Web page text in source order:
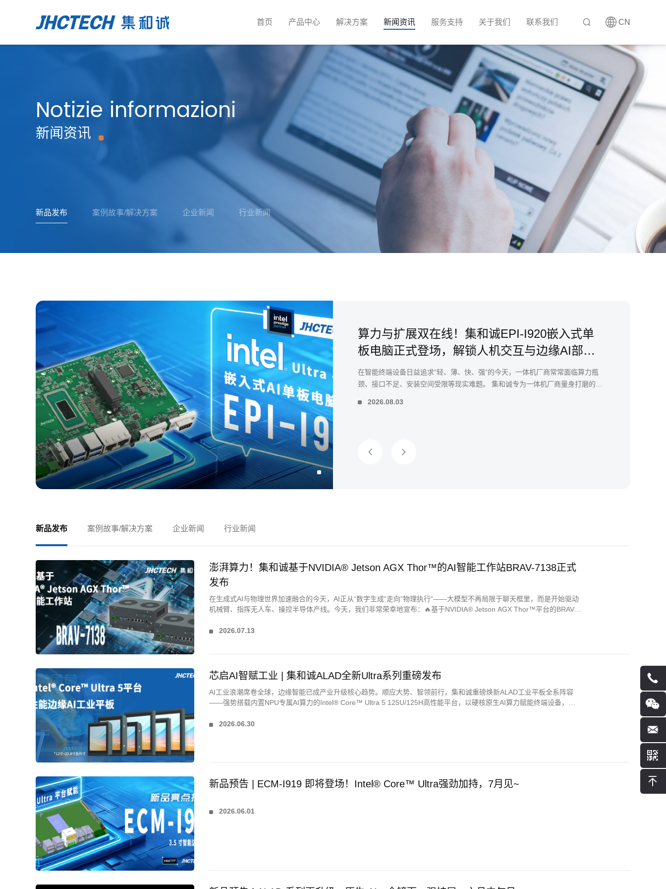
CN
首页 产品中心 解决方案 新闻资讯 服务支持 关于我们 联系我们
Notizie informazioni
新闻资讯
新品发布 案例故事/解决方案 企业新闻 行业新闻
算力与扩展双在线！集和诚EPI-I920嵌入式单
板电脑正式登场，解锁人机交互与边缘AI部署
新体验
在智能终端设备日益追求“轻、薄、快、强”的今天，一体机厂商常常面临算力瓶
颈、接口不足、安装空间受限等现实难题。 集和诚专为一体机厂商量身打磨的嵌
2026.08.03
新品发布 案例故事/解决方案 企业新闻 行业新闻
澎湃算力！集和诚基于NVIDIA® Jetson AGX Thor™的AI智能工作站BRAV-7138正式
发布
在生成式AI与物理世界加速融合的今天，AI正从“数字生成”走向“物理执行”——大模型不再局限于聊天框里，而是开始驱动
机械臂、指挥无人车、操控半导体产线。今天，我们非常荣幸地宣布：🔥基于NVIDIA® Jetson AGX Thor™平台的BRAV-
慧交通等前沿场景注入了一颗强大的“边缘大脑”🧠，让物理AI真正落地生根。
2026.07.13
芯启AI智赋工业 | 集和诚ALAD全新Ultra系列重磅发布
AI工业浪潮席卷全球，边缘智能已成产业升级核心趋势。顺应大势、智领前行，集和诚重磅焕新ALAD工业平板全系阵容
——强势搭载内置NPU专属AI算力的Intel® Core™ Ultra 5 125U/125H高性能平台，以硬核原生AI算力赋能终端设备，全
2026.06.30
新品预告 | ECM-I919 即将登场！Intel® Core™ Ultra强劲加持，7月见~
2026.06.01